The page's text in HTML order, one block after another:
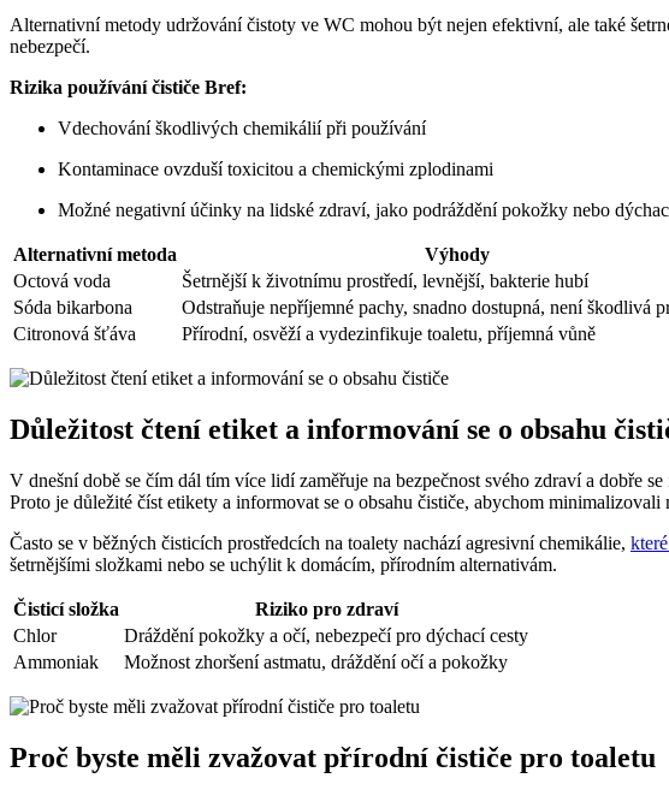
Alternativní metody udržování čistoty ve WC mohou být nejen efektivní, ale také
nebezpečí.
Rizika používání čističe Bref:
Vdechování škodlivých chemikálií při používání
Kontaminace ovzduší toxicitou a chemickými zplodinami
Možné negativní účinky na lidské zdraví, jako podráždění pokožky nebo
Alternativní metoda
Výhody
Octová voda
Šetrnější k životnímu prostředí, levnější, bakterie hubí
Sóda bikarbona
Odstraňuje nepříjemné pachy, snadno dostupná, není škodlivá
Citronová šťáva
Přírodní, osvěží a vydezinfikuje toaletu, příjemná vůně
Důležitost čtení etiket a informování se o obsahu
V dnešní době se čím dál tím více lidí zaměřuje na bezpečnost svého zdraví a dobře
Proto je důležité číst etikety a informovat se o obsahu čističe, abychom
Často se v běžných čisticích prostředcích na toalety nachází agresivní chemikálie,
šetrnějšími složkami nebo se uchýlit k domácím, přírodním alternativám.
Čisticí složka
Riziko pro zdraví
Chlor
Dráždění pokožky a očí, nebezpečí pro dýchací cesty
Ammoniak
Možnost zhoršení astmatu, dráždění očí a pokožky
Proč byste měli zvažovat přírodní čističe pro toaletu